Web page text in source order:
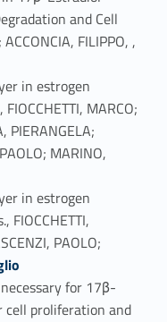
and Cell
FILIPPO, ,
in estrogen
MARCO;
PIERANGELA;
MARINO,
in estrogen
PAOLO;
for 17β-
cell proliferation and